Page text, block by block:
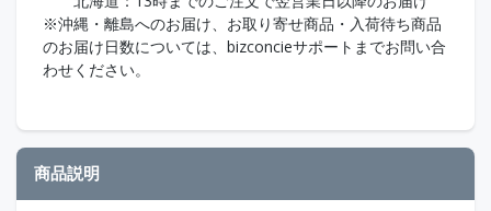
※沖縄・離島へのお届け、お取り寄せ商品・入荷待ち商品
のお届け日数については、bizconcieサポートまでお問い合
わせください。
商品説明